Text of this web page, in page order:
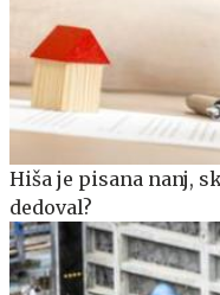
Hiša je pisana nanj,
dedoval?